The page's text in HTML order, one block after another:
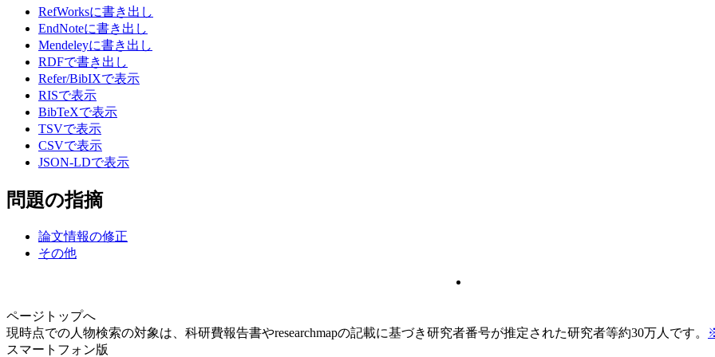
RefWorksに書き出し
EndNoteに書き出し
Mendeleyに書き出し
RDFで書き出し
Refer/BibIXで表示
RISで表示
BibTeXで表示
TSVで表示
CSVで表示
JSON-LDで表示
問題の指摘
論文情報の修正
その他
ページトップへ
現時点での人物検索の対象は、科研費報告書やresearchmapの記載に基づき研究者番号が推定された研究者等約30万人です。
スマートフォン版